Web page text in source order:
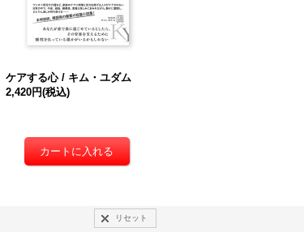
ケアする心 / キム・ユダム
2,420円(税込)
リセット